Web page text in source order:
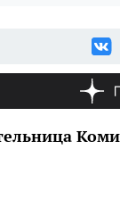
Коми